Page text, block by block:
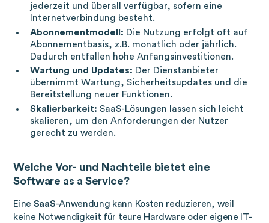
jederzeit und überall verfügbar, sofern eine
Internetverbindung besteht.
Abonnementmodell: Die Nutzung erfolgt oft auf
Abonnementbasis, z.B. monatlich oder jährlich.
Dadurch entfallen hohe Anfangsinvestitionen.
Wartung und Updates: Der Dienstanbieter
übernimmt Wartung, Sicherheitsupdates und die
Bereitstellung neuer Funktionen.
Skalierbarkeit: SaaS-Lösungen lassen sich leicht
skalieren, um den Anforderungen der Nutzer
gerecht zu werden.
Welche Vor- und Nachteile bietet eine
Software as a Service?
Eine SaaS-Anwendung kann Kosten reduzieren, weil
keine Notwendigkeit für teure Hardware oder eigene IT-